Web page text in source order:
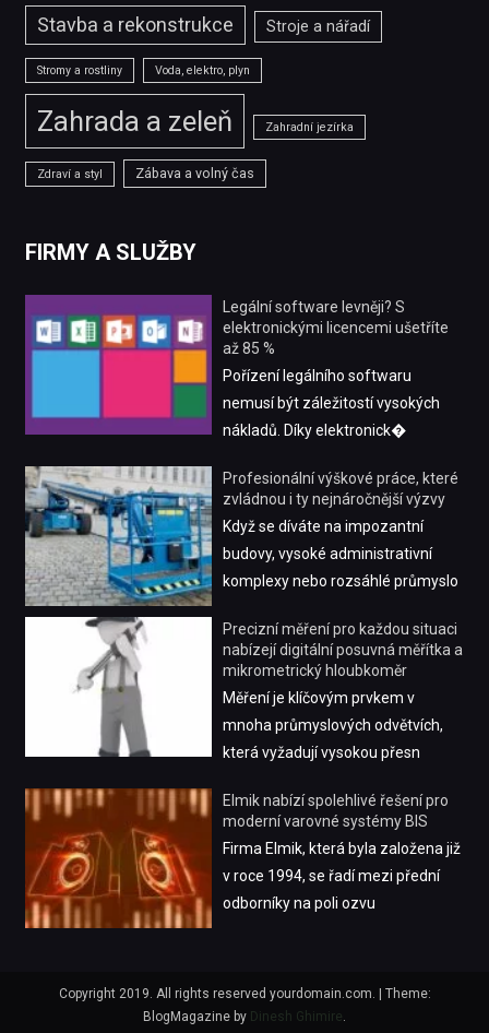
Stavba a rekonstrukce Stroje a nářadí
Stromy a rostliny Voda, elektro, plyn
Zahrada a zeleň Zahradní jezírka
Zdraví a styl Zábava a volný čas
FIRMY A SLUŽBY
Legální software levněji? S
elektronickými licencemi ušetříte
až 85 %
Pořízení legálního softwaru
nemusí být záležitostí vysokých
nákladů. Díky elektronick�
Profesionální výškové práce, které
zvládnou i ty nejnáročnější výzvy
Když se díváte na impozantní
budovy, vysoké administrativní
komplexy nebo rozsáhlé průmyslo
Precizní měření pro každou situaci
nabízejí digitální posuvná měřítka a
mikrometrický hloubkoměr
Měření je klíčovým prvkem v
mnoha průmyslových odvětvích,
která vyžadují vysokou přesn
Elmik nabízí spolehlivé řešení pro
moderní varovné systémy BIS
Firma Elmik, která byla založena již
v roce 1994, se řadí mezi přední
odborníky na poli ozvu
Copyright 2019. All rights reserved yourdomain.com. | Theme:
BlogMagazine by Dinesh Ghimire